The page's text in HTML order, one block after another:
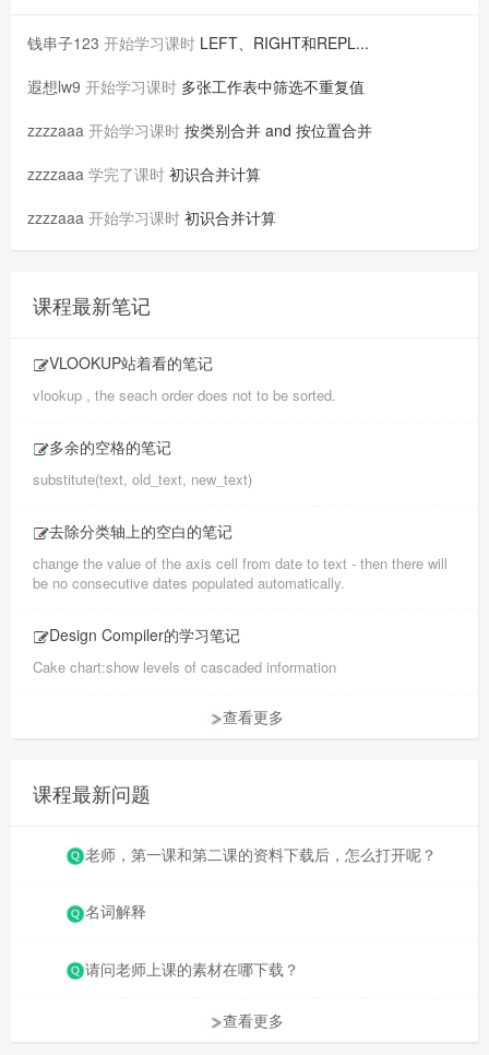
钱串子123 开始学习课时 LEFT、RIGHT和REPL...
遐想lw9 开始学习课时 多张工作表中筛选不重复值
zzzzaaa 开始学习课时 按类别合并 and 按位置合并
zzzzaaa 学完了课时 初识合并计算
zzzzaaa 开始学习课时 初识合并计算
课程最新笔记
VLOOKUP站着看的笔记
vlookup , the seach order does not to be sorted.
多余的空格的笔记
substitute(text, old_text, new_text)
去除分类轴上的空白的笔记
change the value of the axis cell from date to text - then there will
be no consecutive dates populated automatically.
Design Compiler的学习笔记
Cake chart:show levels of cascaded information
查看更多
课程最新问题
老师，第一课和第二课的资料下载后，怎么打开呢？
名词解释
请问老师上课的素材在哪下载？
查看更多